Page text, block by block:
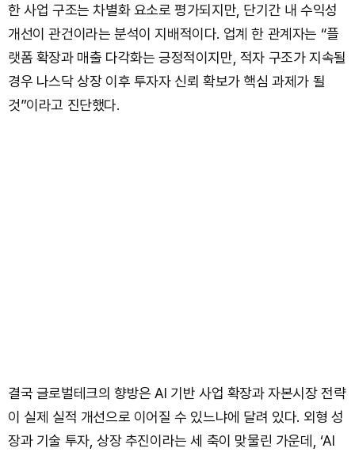
한 사업 구조는 차별화 요소로 평가되지만, 단기간 내 수익성
개선이 관건이라는 분석이 지배적이다. 업계 한 관계자는 “플
랫폼 확장과 매출 다각화는 긍정적이지만, 적자 구조가 지속될
경우 나스닥 상장 이후 투자자 신뢰 확보가 핵심 과제가 될
것”이라고 진단했다.
결국 글로벌테크의 향방은 AI 기반 사업 확장과 자본시장 전략
이 실제 실적 개선으로 이어질 수 있느냐에 달려 있다. 외형 성
장과 기술 투자, 상장 추진이라는 세 축이 맞물린 가운데, ‘AI